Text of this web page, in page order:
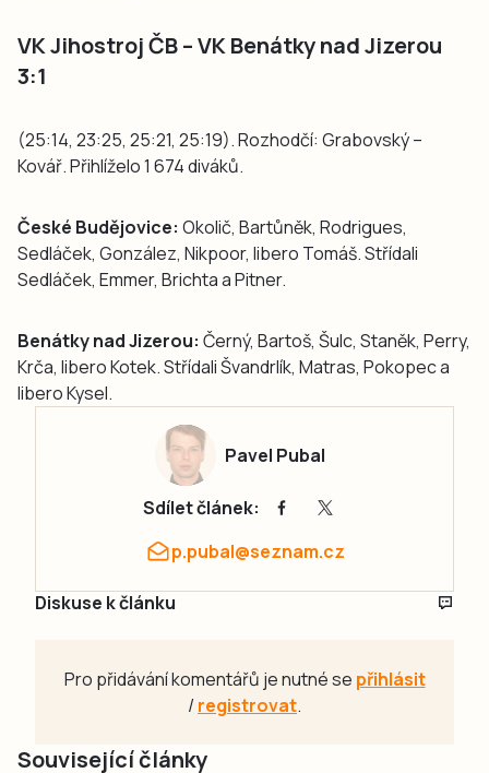
VK Jihostroj ČB – VK Benátky nad Jizerou
3:1
(25:14, 23:25, 25:21, 25:19). Rozhodčí: Grabovský –
Kovář. Přihlíželo 1 674 diváků.
České Budějovice: Okolič, Bartůněk, Rodrigues,
Sedláček, González, Nikpoor, libero Tomáš. Střídali
Sedláček, Emmer, Brichta a Pitner.
Benátky nad Jizerou: Černý, Bartoš, Šulc, Staněk, Perry,
Krča, libero Kotek. Střídali Švandrlík, Matras, Pokopec a
libero Kysel.
Pavel Pubal
Sdílet článek:
p.pubal@seznam.cz
Diskuse k článku
Pro přidávání komentářů je nutné se přihlásit
/registrovat.
Související články